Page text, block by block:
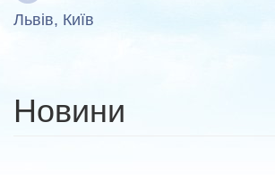
Львів, Київ
Новини